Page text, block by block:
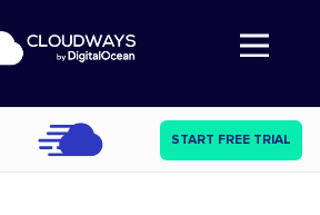
Abre a navegação
START FREE TRIAL